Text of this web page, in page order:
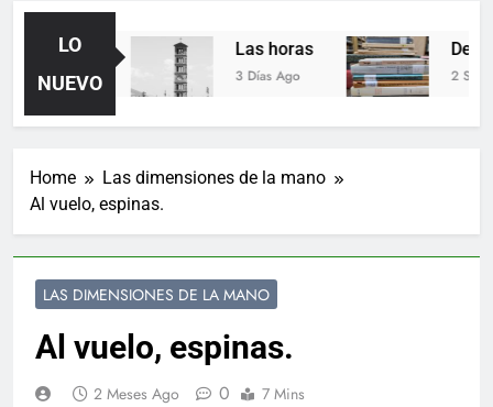
LO
NUEVO
Fallas Las horas
3 Días Ago
Del
2 Semanas
Home
Las dimensiones de la mano
Al vuelo, espinas.
LAS DIMENSIONES DE LA MANO
Al vuelo, espinas.
2 Meses Ago 0 7 Mins